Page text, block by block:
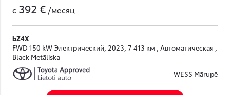
с 392 € /месяц
bZ4X
FWD 150 kW Электрический, 2023, 7 413 км , Автоматическая ,
Black Metāliska
WESS Mārupē